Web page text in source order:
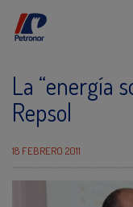
La “energía
Repsol
18 FEBRERO 2011